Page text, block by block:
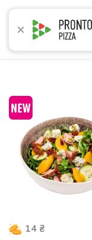
Акції Піца
14 ₴